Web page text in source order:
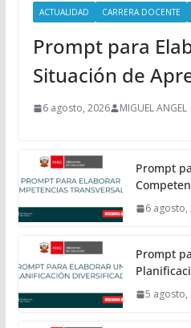
ACTUALIDAD CARRERA DOCENTE
Prompt para
Situación de
6 agosto, 2026 MIGUEL ANGEL
Prompt
6 agosto,
Prompt
5 agosto,